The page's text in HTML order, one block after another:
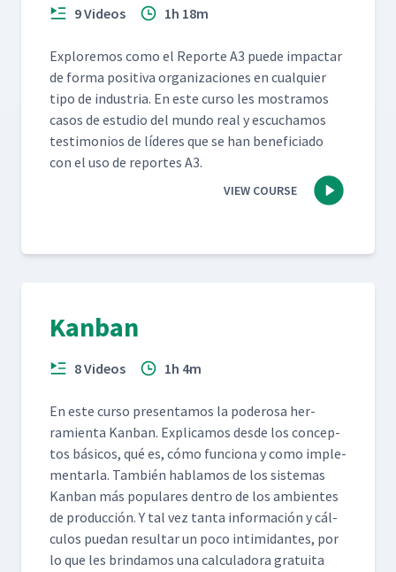
9 Videos 1h 18m
Explore­mos como el Reporte A3 puede impactar
de for­ma pos­i­ti­va orga­ni­za­ciones en cualquier
tipo de indus­tria. En este cur­so les mostramos
casos de estu­dio del mun­do real y escuchamos
tes­ti­mo­nios de líderes que se han ben­e­fi­ci­a­do
con el uso de reportes A3.
VIEW COURSE
Kanban
8 Videos 1h 4m
En este cur­so pre­sen­ta­mos la poderosa her­
ramien­ta Kan­ban. Expli­camos des­de los con­cep­
tos bási­cos, qué es, cómo fun­ciona y como imple­
men­tar­la. Tam­bién hablam­os de los sis­temas
Kan­ban más pop­u­lares den­tro de los ambi­entes
de pro­duc­ción. Y tal vez tan­ta infor­ma­ción y cál­
cu­los puedan resul­tar un poco intim­i­dantes, por
lo que les brindamos una cal­cu­lado­ra gra­tui­ta